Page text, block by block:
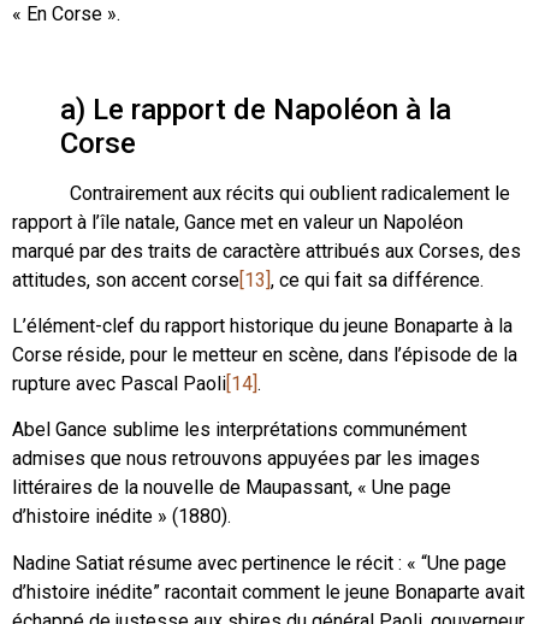
« En Corse ».
a) Le rapport de Napoléon à la
Corse
Contrairement aux récits qui oublient radicalement le
rapport à l’île natale, Gance met en valeur un Napoléon
marqué par des traits de caractère attribués aux Corses, des
attitudes, son accent corse[13], ce qui fait sa différence.
L’élément-clef du rapport historique du jeune Bonaparte à la
Corse réside, pour le metteur en scène, dans l’épisode de la
rupture avec Pascal Paoli[14].
Abel Gance sublime les interprétations communément
admises que nous retrouvons appuyées par les images
littéraires de la nouvelle de Maupassant, « Une page
d’histoire inédite » (1880).
Nadine Satiat résume avec pertinence le récit : « “Une page
d’histoire inédite” racontait comment le jeune Bonaparte avait